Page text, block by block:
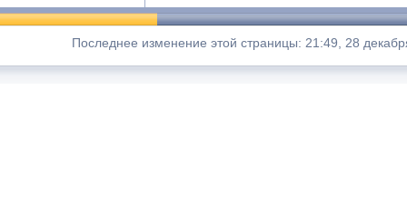
Последнее изменение этой страницы: 21:49, 28